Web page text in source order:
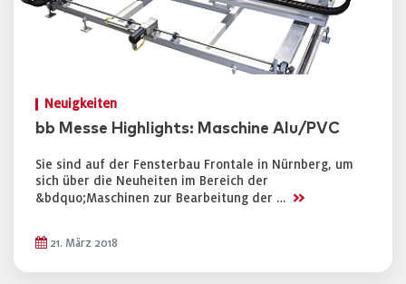
Neuigkeiten
bb Messe Highlights: Maschine Alu/PVC
Sie sind auf der Fensterbau Frontale in Nürnberg, um
sich über die Neuheiten im Bereich der
&bdquo;Maschinen zur Bearbeitung der … >>
21. März 2018